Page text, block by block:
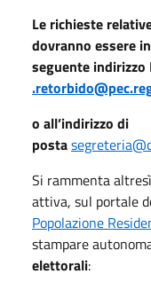
Le richieste
dovranno essere
seguente indirizzo
o all’indirizzo di
posta
Si rammenta
attiva, sul portale
Popolazione
stampare
elettorali: